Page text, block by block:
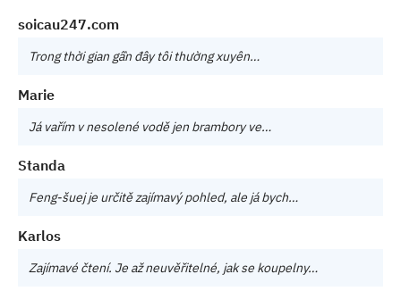
soicau247.com
Trong thời gian gần đây tôi thường xuyên…
Marie
Já vařím v nesolené vodě jen brambory ve…
Standa
Feng-šuej je určitě zajímavý pohled, ale já bych…
Karlos
Zajímavé čtení. Je až neuvěřitelné, jak se koupelny…